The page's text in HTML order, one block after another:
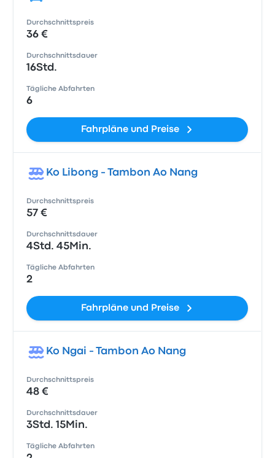
Durchschnittspreis
36 €
Durchschnittsdauer
16Std.
Tägliche Abfahrten
6
Fahrpläne und Preise
Ko Libong - Tambon Ao Nang
Durchschnittspreis
57 €
Durchschnittsdauer
4Std. 45Min.
Tägliche Abfahrten
2
Fahrpläne und Preise
Ko Ngai - Tambon Ao Nang
Durchschnittspreis
48 €
Durchschnittsdauer
3Std. 15Min.
Tägliche Abfahrten